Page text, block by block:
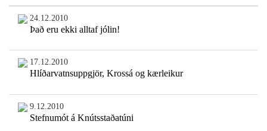
24.12.2010
Það eru ekki alltaf jólin!
17.12.2010
Hlíðarvatnsuppgjör, Krossá og kærleikur
9.12.2010
Stefnumót á Knútsstaðatúni